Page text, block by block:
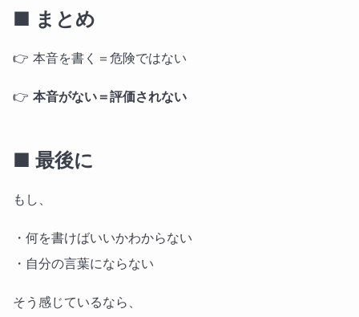
■ まとめ
👉 本音を書く＝危険ではない
👉 本音がない＝評価されない
■ 最後に
もし、
・何を書けばいいかわからない
・自分の言葉にならない
そう感じているなら、